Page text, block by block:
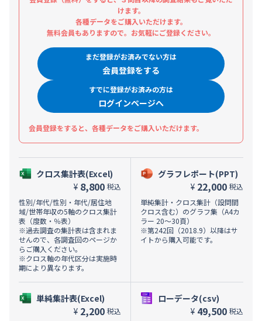
けます。
各種データをご購入いただけます。
無料会員もありますので。お気軽にご登録ください。
まだ登録がお済みでない方は
会員登録をする
すでに登録がお済みの方は
ログインページへ
会員登録をすると、各種データをご購入いただけます。
クロス集計表(Excel)
¥ 8,800 税込
性別/年代/性別・年代/居住地
域/世帯年収の5軸のクロス集計
表（度数・％表）
※過去調査の集計表は含まれま
せんので、各調査回のページか
らご購入ください。
※クロス軸の年代区分は実施時
期により異なります。
単純集計表(Excel)
¥ 2,200 税込
グラフレポート(PPT)
¥ 22,000 税込
単純集計・クロス集計（設問間
クロス含む）のグラフ集（A4カ
ラー 20～30頁）
※第242回（2018.9）以降はサ
イトから購入可能です。
ローデータ(csv)
¥ 49,500 税込